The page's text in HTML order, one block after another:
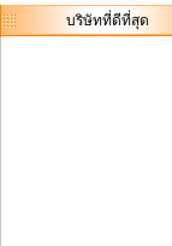
บริษัทที่ดีที่สุด